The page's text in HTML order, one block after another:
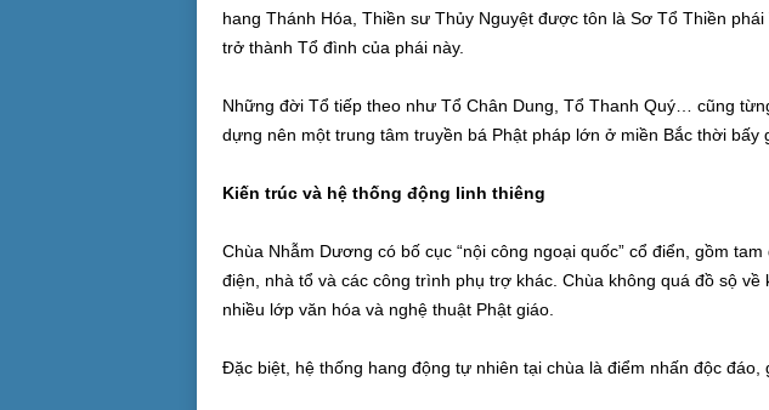
hang Thánh Hóa, Thiền sư Thủy Nguyệt được tôn là Sơ Tổ Thiền
trở thành Tổ đình của phái này.
Những đời Tổ tiếp theo như Tổ Chân Dung, Tổ Thanh Quý… cũng
dựng nên một trung tâm truyền bá Phật pháp lớn ở miền Bắc thời bấy
Kiến trúc và hệ thống động linh thiêng
Chùa Nhẫm Dương có bố cục “nội công ngoại quốc” cổ điển, gồm
điện, nhà tổ và các công trình phụ trợ khác. Chùa không quá đồ sộ
nhiều lớp văn hóa và nghệ thuật Phật giáo.
Đặc biệt, hệ thống hang động tự nhiên tại chùa là điểm nhấn độc đáo,